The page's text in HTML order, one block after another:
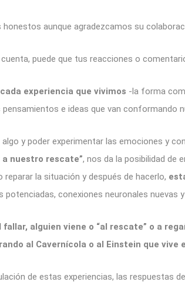
honestos aunque agradezcamos su
cuenta, puede que tus reacciones o
cada experiencia que vivimos -la forma
e ideas que van conformando
algo y poder experimentar las emociones y
a nuestro rescate”, nos da la posibilidad de
reparar la situación y después de hacerlo,
potenciadas, conexiones neuronales nuevas
fallar, alguien viene o “al rescate” o a
al Cavernícola o al Einstein que vive
de estas experiencias, las respuestas